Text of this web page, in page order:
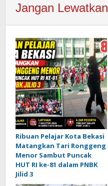
Jangan Lewatkan
Ribuan Pelajar Kota Bekasi
Matangkan Tari Ronggeng
Menor Sambut Puncak
HUT RI ke-81 dalam PNBK
Jilid 3